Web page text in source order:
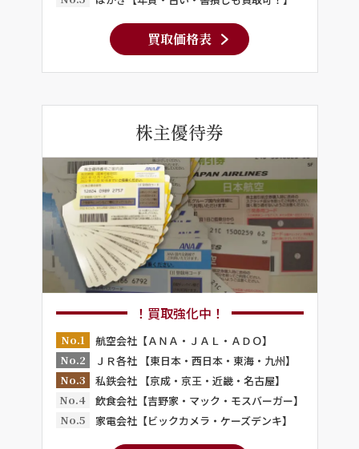
買取価格表
株主優待券
！買取強化中！
No.1
航空会社【ＡＮＡ・ＪＡＬ・ＡＤＯ】
No.2
ＪＲ各社 【東日本・西日本・東海・九州】
No.3
私鉄会社 【京成・京王・近畿・名古屋】
No.4
飲食会社【吉野家・マック・モスバーガー】
No.5
家電会社【ビックカメラ・ケーズデンキ】